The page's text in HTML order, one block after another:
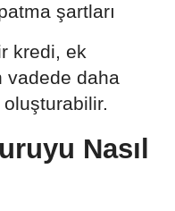
şartları
kredi, ek
vadede daha
Nasıl